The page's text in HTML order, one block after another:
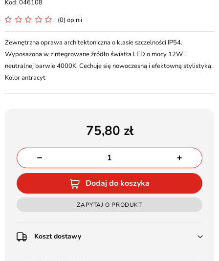
046108
(0) opinii
Zewnętrzna oprawa architektoniczna o klasie szczelności IP54.
Wyposażona w zintegrowane źródło światła LED o mocy 12W i
neutralnej barwie 4000K. Cechuje się nowoczesną i efektowną stylistyką.
Kolor antracyt
75,80
Dodaj do koszyka
ZAPYTAJ O PRODUKT
Koszt dostawy